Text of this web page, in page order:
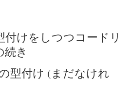
付けをしつつコードリ
き
型付け (まだなけれ